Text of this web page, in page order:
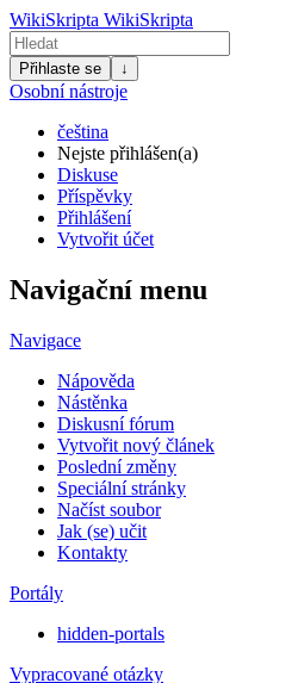
WikiSkripta WikiSkripta
Přihlaste se ↓
Osobní nástroje
čeština
Nejste přihlášen(a)
Diskuse
Příspěvky
Přihlášení
Vytvořit účet
Navigační menu
Navigace
Nápověda
Nástěnka
Diskusní fórum
Vytvořit nový článek
Poslední změny
Speciální stránky
Načíst soubor
Jak (se) učit
Kontakty
Portály
hidden-portals
Vypracované otázky